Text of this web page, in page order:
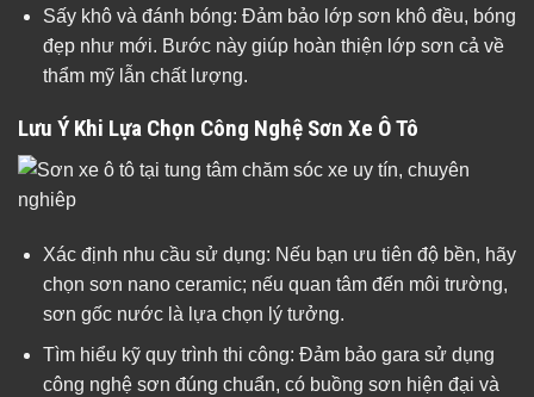
Sấy khô và đánh bóng: Đảm bảo lớp sơn khô đều, bóng
đẹp như mới. Bước này giúp hoàn thiện lớp sơn cả về
thẩm mỹ lẫn chất lượng.
Lưu Ý Khi Lựa Chọn Công Nghệ Sơn Xe Ô Tô
Xác định nhu cầu sử dụng: Nếu bạn ưu tiên độ bền, hãy
chọn sơn nano ceramic; nếu quan tâm đến môi trường,
sơn gốc nước là lựa chọn lý tưởng.
Tìm hiểu kỹ quy trình thi công: Đảm bảo gara sử dụng
công nghệ sơn đúng chuẩn, có buồng sơn hiện đại và